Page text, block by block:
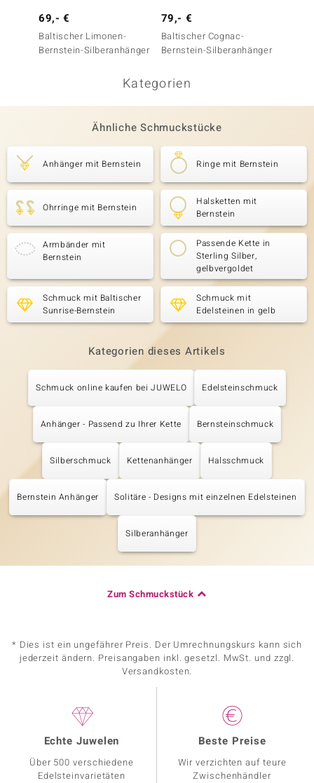
69,- €
Baltischer Limonen-
Bernstein-Silberanhänger
79,- €
Baltischer Cognac-
Bernstein-Silberanhänger
Kategorien
Ähnliche Schmuckstücke
Anhänger mit Bernstein Ringe mit Bernstein
Ohrringe mit Bernstein
Halsketten mit
Bernstein
Armbänder mit
Bernstein
Passende Kette in
Sterling Silber,
gelbvergoldet
Schmuck mit Baltischer
Sunrise-Bernstein
Schmuck mit
Edelsteinen in gelb
Kategorien dieses Artikels
Schmuck online kaufen bei JUWELO Edelsteinschmuck
Anhänger - Passend zu Ihrer Kette Bernsteinschmuck
Silberschmuck Kettenanhänger Halsschmuck
Bernstein Anhänger Solitäre - Designs mit einzelnen Edelsteinen
Silberanhänger
Zum Schmuckstück
* Dies ist ein ungefährer Preis. Der Umrechnungskurs kann sich
jederzeit ändern. Preisangaben inkl. gesetzl. MwSt. und zzgl.
Versandkosten.
Echte Juwelen
Über 500 verschiedene
Edelsteinvarietäten
Beste Preise
Wir verzichten auf teure
Zwischenhändler